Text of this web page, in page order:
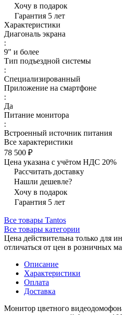
Хочу в подарок
Гарантия 5 лет
Характеристики
Диагональ экрана
:
9" и более
Тип подъездной системы
:
Специализированный
Приложение на смартфоне
:
Да
Питание монитора
:
Встроенный источник питания
Все характеристики
78 500 ₽
Цена указана с учётом НДС 20%
Рассчитать доставку
Нашли дешевле?
Хочу в подарок
Гарантия 5 лет
Все товары Tantos
Все товары категории
Цена действительна только для
отличаться от цен в розничных
Описание
Характеристики
Оплата
Доставка
Монитор цветного